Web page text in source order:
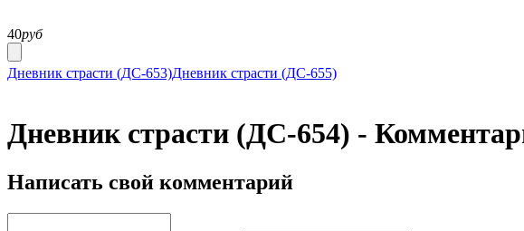
40руб
Дневник страсти (ДС-653)Дневник страсти (ДС-655)
Дневник страсти (ДС-654) -
Написать свой комментарий